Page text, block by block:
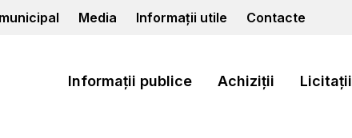
Media Informații utile Contacte
Informații publice Achiziții Licitații